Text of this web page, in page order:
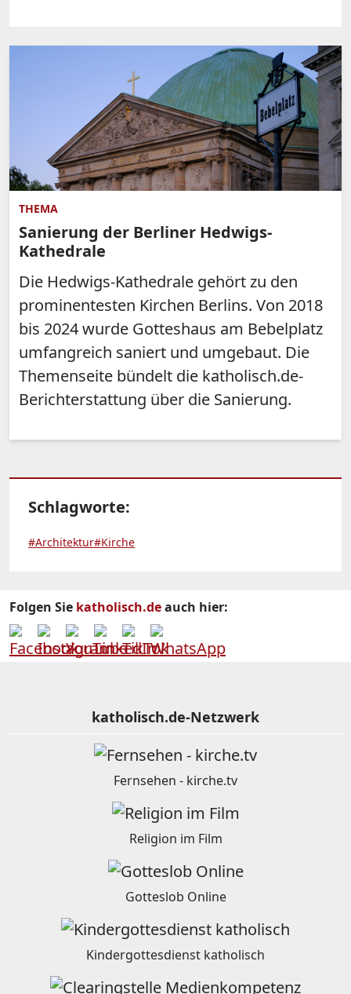
THEMA
Sanierung der Berliner Hedwigs-
Kathedrale
Die Hedwigs-Kathedrale gehört zu den
prominentesten Kirchen Berlins. Von 2018
bis 2024 wurde Gotteshaus am Bebelplatz
umfangreich saniert und umgebaut. Die
Themenseite bündelt die katholisch.de-
Berichterstattung über die Sanierung.
Schlagworte:
#Architektur#Kirche
Folgen Sie katholisch.deauch hier:
katholisch.de-Netzwerk
Fernsehen - kirche.tv
Religion im Film
Gotteslob Online
Kindergottesdienst katholisch